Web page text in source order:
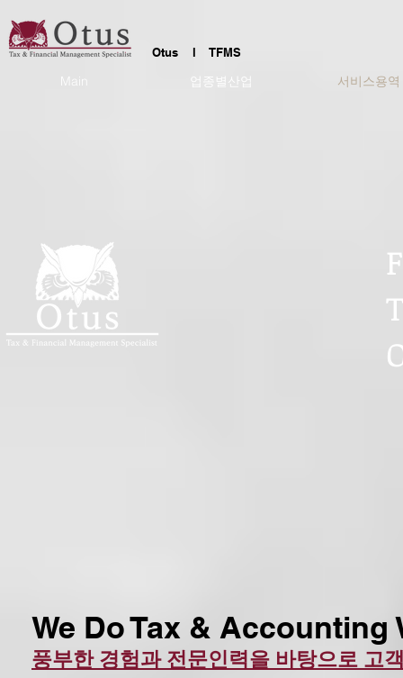
Otus l TFMS
Main 업종별산업 서비스용역
We Do Tax & Accounting
풍부한 경험과 전문인력을 바탕으로 고